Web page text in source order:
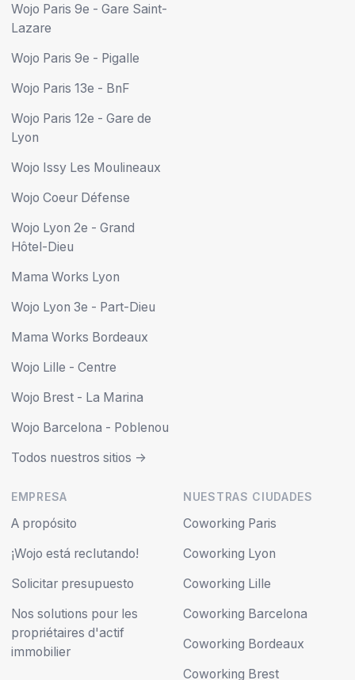
Wojo Paris 9e - Gare Saint-
Lazare
Wojo Paris 9e - Pigalle
Wojo Paris 13e - BnF
Wojo Paris 12e - Gare de
Lyon
Wojo Issy Les Moulineaux
Wojo Coeur Défense
Wojo Lyon 2e - Grand
Hôtel-Dieu
Mama Works Lyon
Wojo Lyon 3e - Part-Dieu
Mama Works Bordeaux
Wojo Lille - Centre
Wojo Brest - La Marina
Wojo Barcelona - Poblenou
Todos nuestros sitios ->
EMPRESA
A propósito
¡Wojo está reclutando!
Solicitar presupuesto
Nos solutions pour les
propriétaires d'actif
immobilier
NUESTRAS CIUDADES
Coworking Paris
Coworking Lyon
Coworking Lille
Coworking Barcelona
Coworking Bordeaux
Coworking Brest